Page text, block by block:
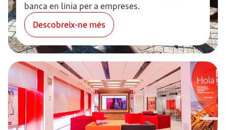
banca en línia per a empreses.
Descobreix-ne més